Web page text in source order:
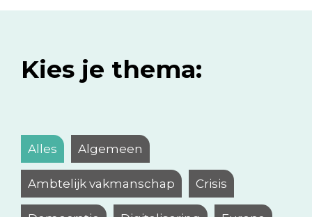
Kies je thema:
Alles Algemeen
Ambtelijk vakmanschap Crisis